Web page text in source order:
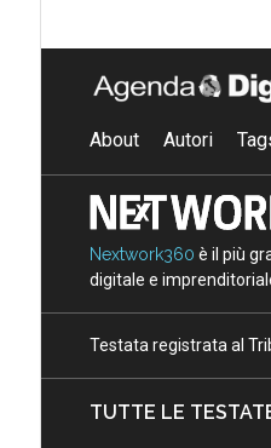
About Autori
Nextwork360 è il più
digitale e
Testata registrata al
TUTTE LE